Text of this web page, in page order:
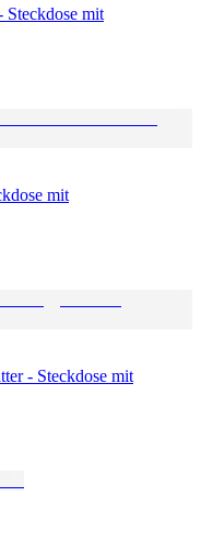
Steckdose mit
mit
- Steckdose mit